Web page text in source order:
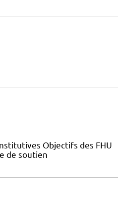
Objectifs des FHU
de soutien